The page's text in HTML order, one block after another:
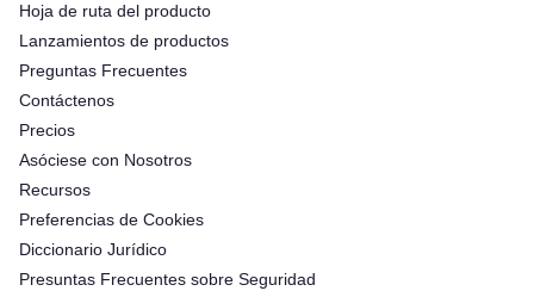
Hoja de ruta del producto
Lanzamientos de productos
Preguntas Frecuentes
Contáctenos
Precios
Asóciese con Nosotros
Recursos
Preferencias de Cookies
Diccionario Jurídico
Presuntas Frecuentes sobre Seguridad